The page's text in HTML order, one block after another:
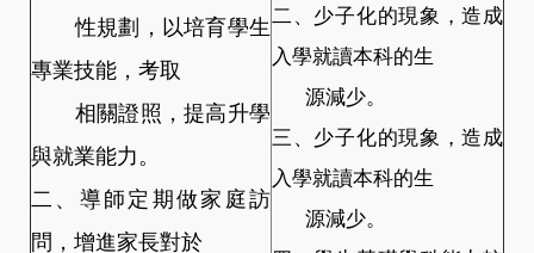
性規劃，以培育學生
專業技能，考取
相關證照，提高升學
與就業能力。
二、導師定期做家庭訪
問，增進家長對於
二、少子化的現象，造成
入學就讀本科的生
源減少。
三、少子化的現象，造成
入學就讀本科的生
源減少。